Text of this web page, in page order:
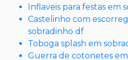
Inflaveis para festas em
Castelinho com
sobradinho df
Toboga splash em
Guerra de cotonetes